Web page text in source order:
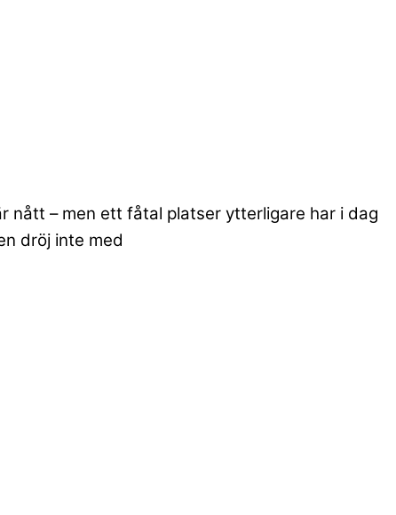
nått – men ett fåtal platser ytterligare har i dag
dröj inte med